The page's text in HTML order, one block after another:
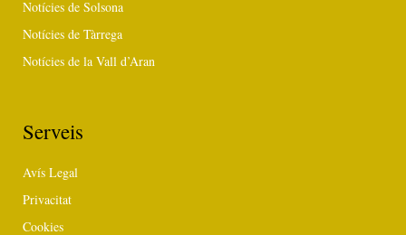
Notícies de Solsona
Notícies de Tàrrega
Notícies de la Vall d’Aran
Serveis
Avís Legal
Privacitat
Cookies